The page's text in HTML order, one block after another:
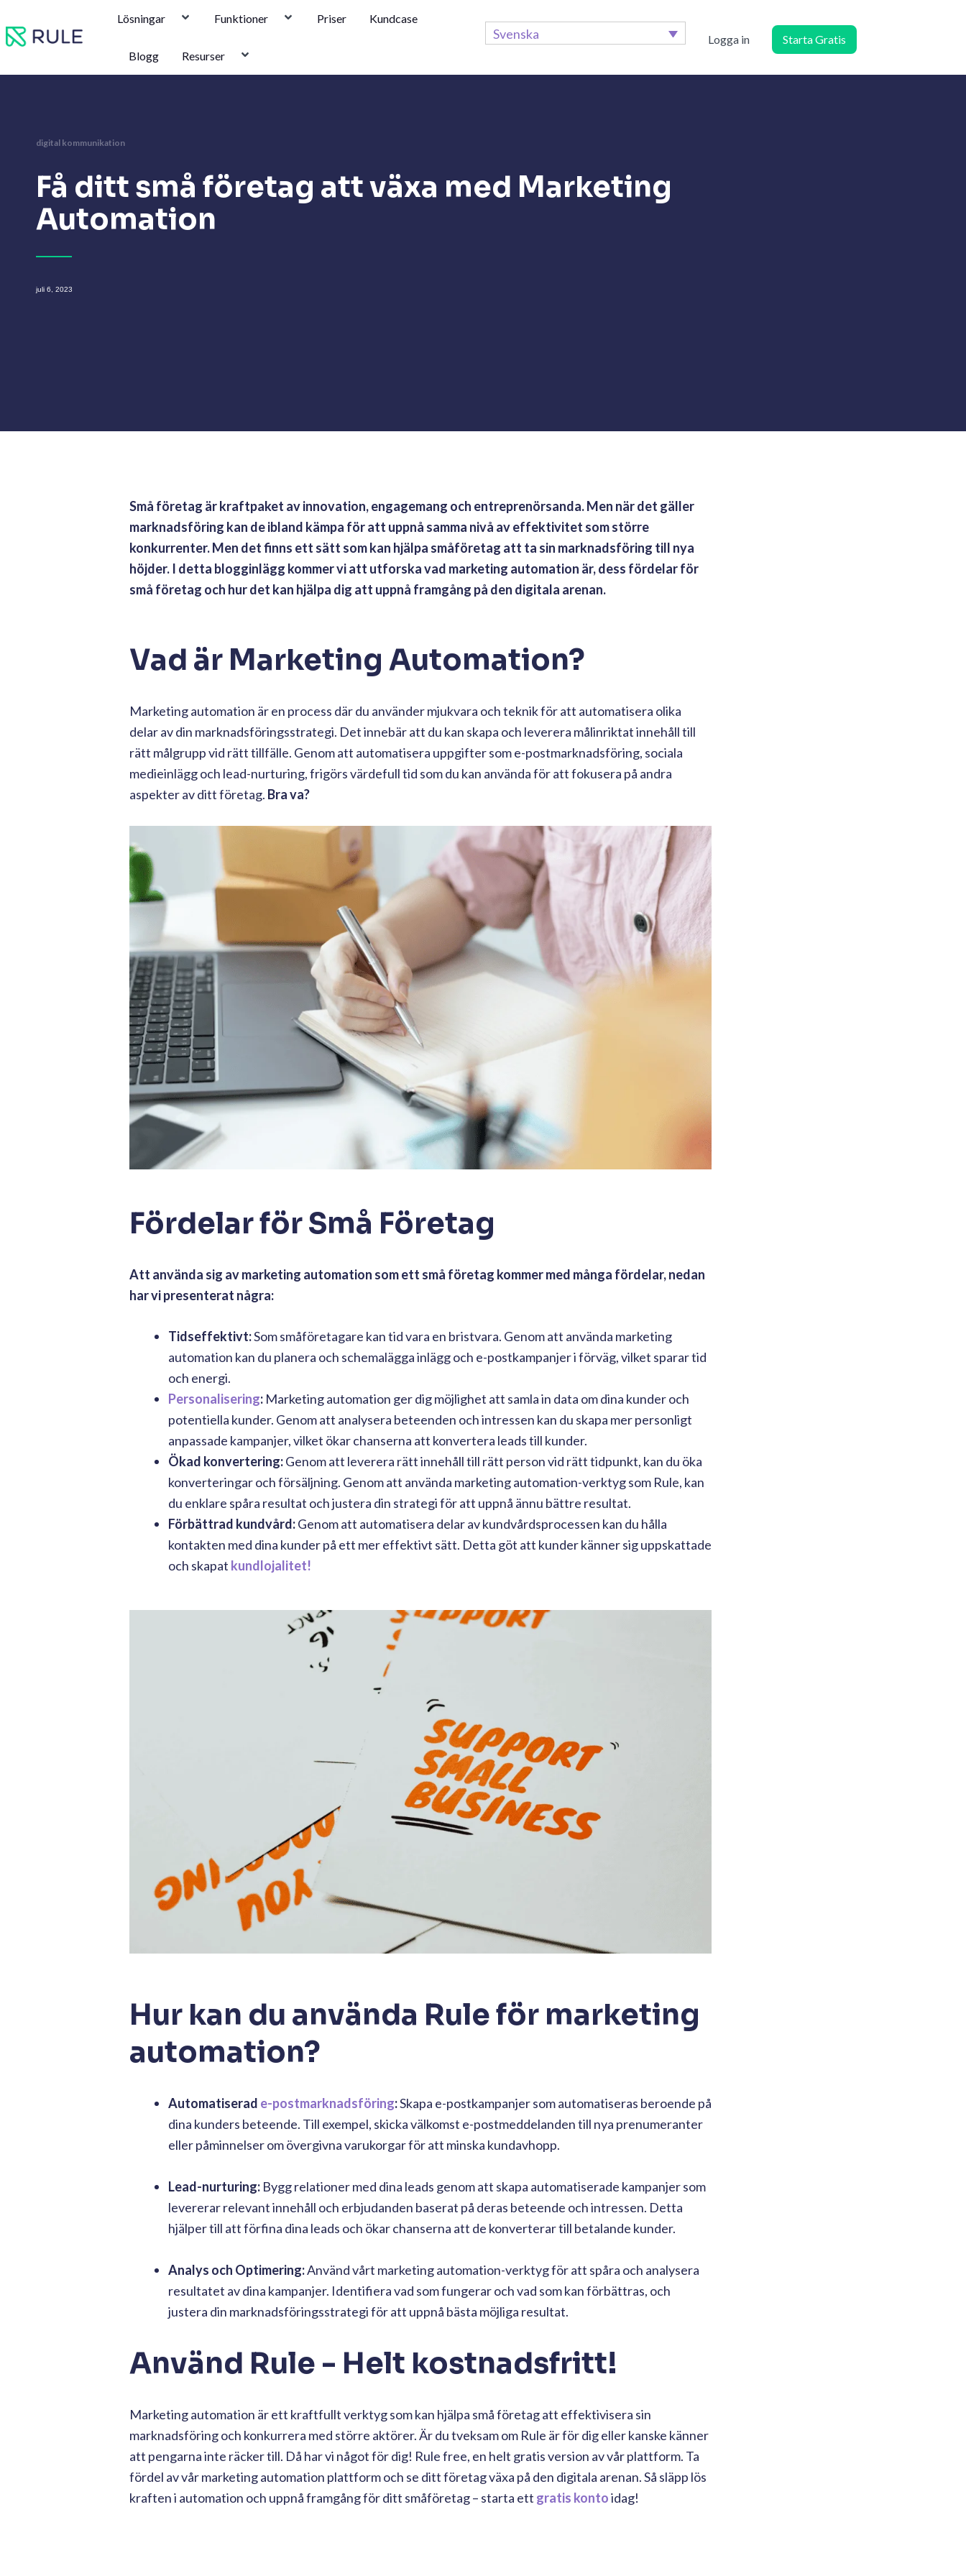
till
innehåll
Lösningar Funktioner Priser Kundcase
Blogg Resurser
Svenska Logga in Starta Gratis
digital kommunikation
Få ditt små företag att växa med Marketing
Automation
juli 6, 2023
Små företag är kraftpaket av innovation, engagemang och entreprenörsanda. Men när det gäller
marknadsföring kan de ibland kämpa för att uppnå samma nivå av effektivitet som större
konkurrenter. Men det finns ett sätt som kan hjälpa småföretag att ta sin marknadsföring till nya
höjder. I detta blogginlägg kommer vi att utforska vad marketing automation är, dess fördelar för
små företag och hur det kan hjälpa dig att uppnå framgång på den digitala arenan.
Vad är Marketing Automation?
Marketing automation är en process där du använder mjukvara och teknik för att automatisera olika
delar av din marknadsföringsstrategi. Det innebär att du kan skapa och leverera målinriktat innehåll till
rätt målgrupp vid rätt tillfälle. Genom att automatisera uppgifter som e-postmarknadsföring, sociala
medieinlägg och lead-nurturing, frigörs värdefull tid som du kan använda för att fokusera på andra
aspekter av ditt företag. Bra va?
Fördelar för Små Företag
Att använda sig av marketing automation som ett små företag kommer med många fördelar, nedan
har vi presenterat några:
Tidseffektivt:Som småföretagare kan tid vara en bristvara. Genom att använda marketing
automation kan du planera och schemalägga inlägg och e-postkampanjer i förväg, vilket sparar tid
och energi.
Personalisering: Marketing automation ger dig möjlighet att samla in data om dina kunder och
potentiella kunder. Genom att analysera beteenden och intressen kan du skapa mer personligt
anpassade kampanjer, vilket ökar chanserna att konvertera leads till kunder.
Ökad konvertering:Genom att leverera rätt innehåll till rätt person vid rätt tidpunkt, kan du öka
konverteringar och försäljning. Genom att använda marketing automation-verktyg som Rule, kan
du enklare spåra resultat och justera din strategi för att uppnå ännu bättre resultat.
Förbättrad kundvård:Genom att automatisera delar av kundvårdsprocessen kan du hålla
kontakten med dina kunder på ett mer effektivt sätt. Detta göt att kunder känner sig uppskattade
och skapat kundlojalitet!
Hur kan du använda Rule för marketing
automation?
Automatiserad e-postmarknadsföring:Skapa e-postkampanjer som automatiseras beroende på
dina kunders beteende. Till exempel, skicka välkomst e-postmeddelanden till nya prenumeranter
eller påminnelser om övergivna varukorgar för att minska kundavhopp.
Lead-nurturing: Bygg relationer med dina leads genom att skapa automatiserade kampanjer som
levererar relevant innehåll och erbjudanden baserat på deras beteende och intressen. Detta
hjälper till att förfina dina leads och ökar chanserna att de konverterar till betalande kunder.
Analys och Optimering:Använd vårt marketing automation-verktyg för att spåra och analysera
resultatet av dina kampanjer. Identifiera vad som fungerar och vad som kan förbättras, och
justera din marknadsföringsstrategi för att uppnå bästa möjliga resultat.
Använd Rule - Helt kostnadsfritt!
Marketing automation är ett kraftfullt verktyg som kan hjälpa små företag att effektivisera sin
marknadsföring och konkurrera med större aktörer. Är du tveksam om Rule är för dig eller kanske känner
att pengarna inte räcker till. Då har vi något för dig! Rule free, en helt gratis version av vår plattform. Ta
fördel av vår marketing automation plattform och se ditt företag växa på den digitala arenan. Så släpp lös
kraften i automation och uppnå framgång för ditt småföretag – starta ett gratis kontoidag!